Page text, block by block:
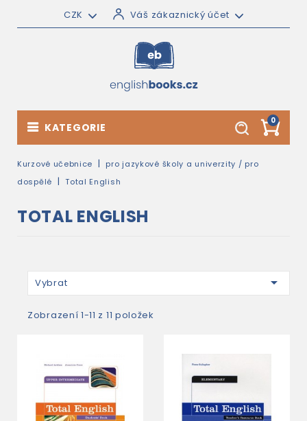
CZK Váš zákaznický účet
0
KATEGORIE
Kurzové učebnice
pro jazykové školy a univerzity / pro
dospělé
Total English
TOTAL ENGLISH
Vybrat 
Zobrazení 1-11 z 11 položek